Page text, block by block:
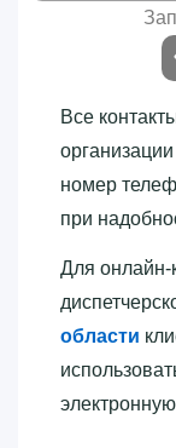
Все
номер
при
Для онлайн-
области